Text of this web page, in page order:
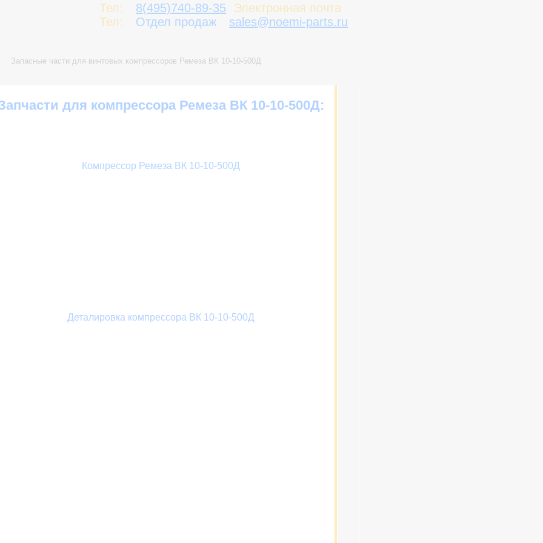
Тел:
8(495)740-89-35
Тел:
Отдел продаж
Электронная почта
sales@noemi-parts.ru
Запасные части для винтовых компрессоров Ремеза ВК 10-10-500Д
для компрессора Ремеза ВК 10-10-500Д:
Компрессор Ремеза ВК 10-10-500Д
Деталировка компрессора ВК 10-10-500Д